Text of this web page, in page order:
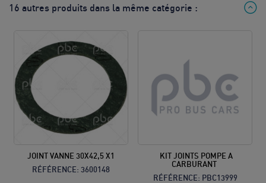
appel local
16 autres produits dans la même catégorie :
JOINT VANNE 30X42,5 X1
RÉFÉRENCE: 3600148
KIT JOINTS POMPE A
CARBURANT
RÉFÉRENCE: PBC13999